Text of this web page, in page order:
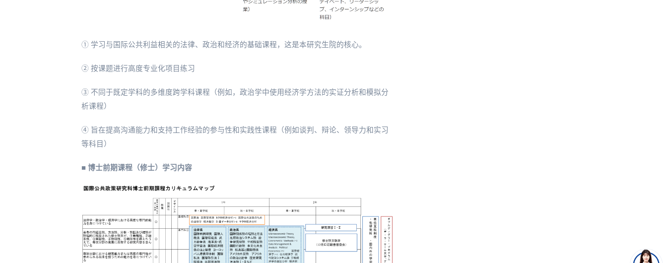
① 学习与国际公共利益相关的法律、政治和经济的基础课程，这是本研究生院的核心。
② 按课题进行高度专业化项目练习
③ 不同于既定学科的多维度跨学科课程（例如，政治学中使用经济学方法的实证分析和模拟分
析课程）
④ 旨在提高沟通能力和支持工作经验的参与性和实践性课程（例如谈判、辩论、领导力和实习
等科目）
■ 博士前期课程（修士）学习内容